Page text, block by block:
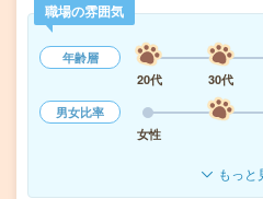
職場の雰囲気
年齢層
20代
30代
男女比率
女性
もっと